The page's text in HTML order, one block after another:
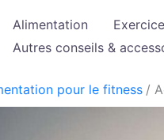
Alimentation
Autres conseils &
pour le fitness